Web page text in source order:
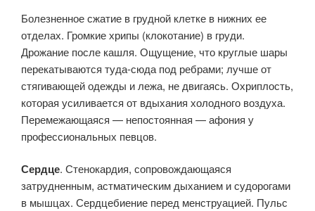
Болезненное сжатие в грудной клетке в нижних ее
отделах. Громкие хрипы (клокотание) в груди.
Дрожание после кашля. Ощущение, что круглые шары
перекатываются туда-сюда под ребрами; лучше от
стягивающей одежды и лежа, не двигаясь. Охриплость,
которая усиливается от вдыхания холодного воздуха.
Перемежающаяся — непостоянная — афония у
профессиональных певцов.
Сердце. Стенокардия, сопровождающаяся
затрудненным, астматическим дыханием и судорогами
в мышцах. Сердцебиение перед менструацией. Пульс